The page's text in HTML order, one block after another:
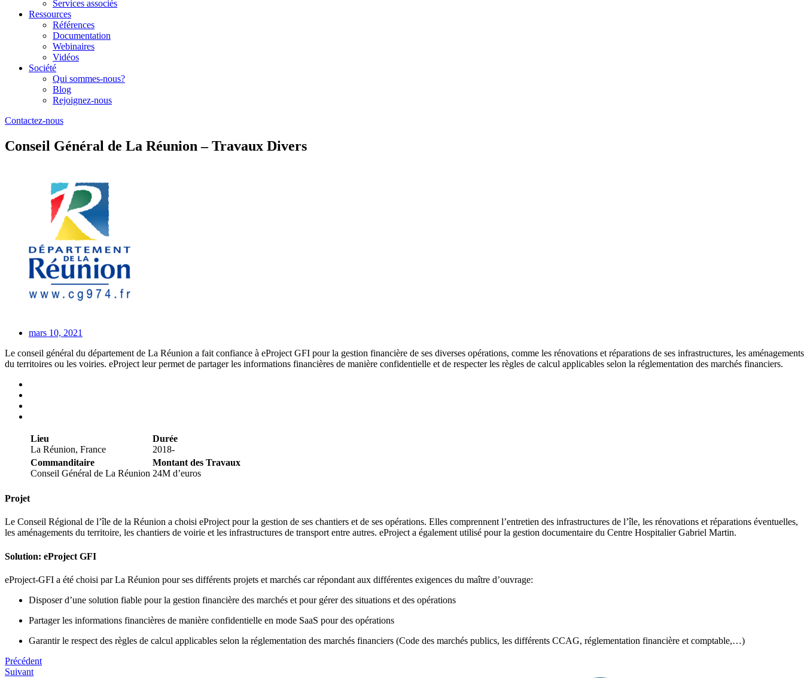
Services associés
Ressources
Références
Documentation
Webinaires
Vidéos
Société
Qui sommes-nous?
Blog
Rejoignez-nous
Contactez-nous
Conseil Général de La Réunion – Travaux Divers
mars 10, 2021
Le conseil général du département de La Réunion a fait confiance à eProject GFI pour la gestion financière de ses diverses opérations, comme les rénovations et réparations de ses infrastructures, les aménagements
du territoires ou les voiries. eProject leur permet de partager les informations financières de manière confidentielle et de respecter les règles de calcul applicables selon la réglementation des marchés financiers.
Lieu
La Réunion, France
Durée
2018-
Commanditaire
Conseil Général de La Réunion
Montant des Travaux
24M d’euros
Projet
Le Conseil Régional de l’île de la Réunion a choisi eProject pour la gestion de ses chantiers et de ses opérations. Elles comprennent l’entretien des infrastructures de l’île, les rénovations et réparations éventuelles,
les aménagements du territoire, les chantiers de voirie et les infrastructures de transport entre autres. eProject a également utilisé pour la gestion documentaire du Centre Hospitalier Gabriel Martin.
Solution: eProject GFI
eProject-GFI a été choisi par La Réunion pour ses différents projets et marchés car répondant aux différentes exigences du maître d’ouvrage:
Disposer d’une solution fiable pour la gestion financière des marchés et pour gérer des situations et des opérations
Partager les informations financières de manière confidentielle en mode SaaS pour des opérations
Garantir le respect des règles de calcul applicables selon la réglementation des marchés financiers (Code des marchés publics, les différents CCAG, réglementation financière et comptable,…)
Précédent
Suivant